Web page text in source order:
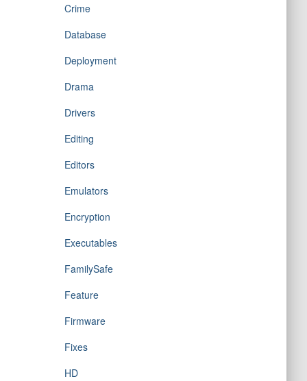
Crime
Database
Deployment
Drama
Drivers
Editing
Editors
Emulators
Encryption
Executables
FamilySafe
Feature
Firmware
Fixes
HD